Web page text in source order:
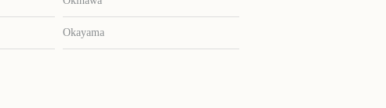
Okayama